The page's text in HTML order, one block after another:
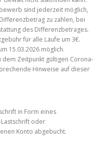
sind jederzeit möglich,
zu zahlen, bei
des Differenzbetrages.
für alle Läufe um 3€.
15.03.2026 möglich.
Zeitpunkt gültigen Corona-
Hinweise auf dieser
in Form eines
Lastschrift oder
Konto abgebucht.